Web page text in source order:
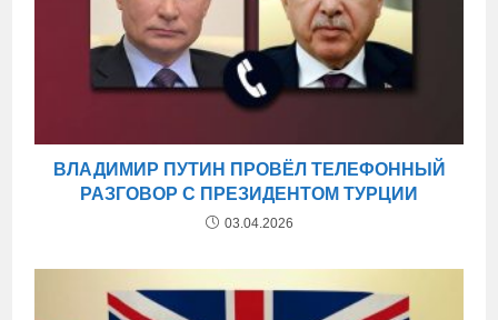
ВЛАДИМИР ПУТИН ПРОВЁЛ ТЕЛЕФОННЫЙ
РАЗГОВОР С ПРЕЗИДЕНТОМ ТУРЦИИ
03.04.2026